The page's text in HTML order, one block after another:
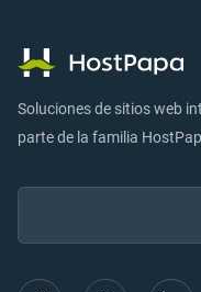
Soluciones de sitios web
parte de la familia
Email: